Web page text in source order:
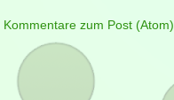
Kommentare zum Post (Atom)